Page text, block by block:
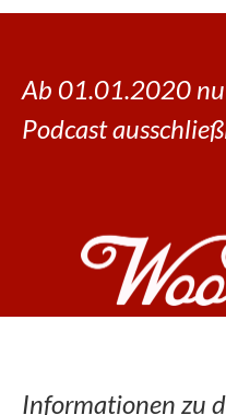
Ab 01.01.2020
Podcast
Informationen zu